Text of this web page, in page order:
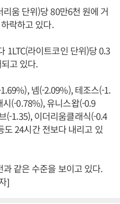
움 단위)당 80만6천 원에 거
락하고 있다.
1LTC(라이트코인 단위)당 0.3
고 있다.
넴(-2.09%), 테조스(-1.
(-0.78%), 유니스왑(-0.9
(-1.35), 이더리움클래식(-0.4
24시간 전보다 내리고 있
같은 수준을 보이고 있다.
]